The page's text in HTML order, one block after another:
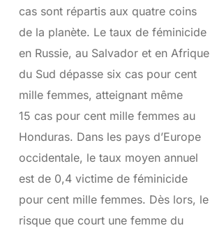
cas sont répartis aux quatre coins
de la planète. Le taux de féminicide
en Russie, au Salvador et en Afrique
du Sud dépasse six cas pour cent
mille femmes, atteignant même
15 cas pour cent mille femmes au
Honduras. Dans les pays d’Europe
occidentale, le taux moyen annuel
est de 0,4 victime de féminicide
pour cent mille femmes. Dès lors, le
risque que court une femme du